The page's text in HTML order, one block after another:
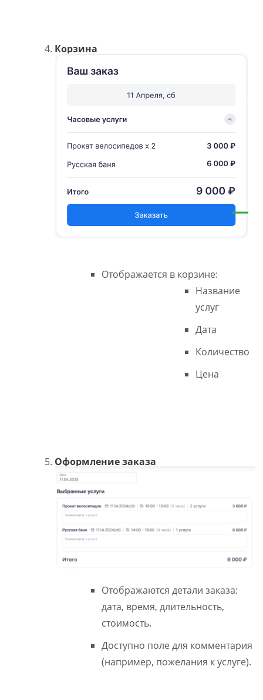
Корзина
Отображается в корзине:
Название
услуг
Дата
Количество
Цена
Оформление заказа
Отображаются детали заказа:
дата, время, длительность,
стоимость.
Доступно поле для комментария
(например, пожелания к услуге).